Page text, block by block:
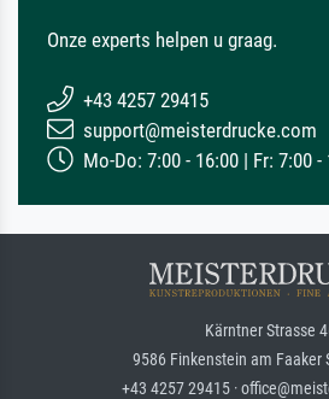
Onze experts helpen u graag.
+43 4257 29415
support@meisterdrucke.com
Mo-Do: 7:00 - 16:00 | Fr: 7:00 -
Kärntner Strasse
9586 Finkenstein am Faaker
+43 4257 29415 ·